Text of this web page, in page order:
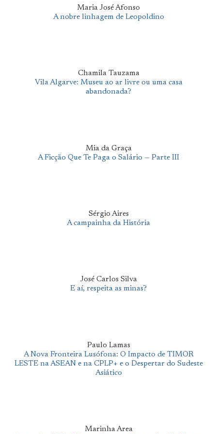
Maria José Afonso
A nobre linhagem de Leopoldino
Chamila Tauzama
Vila Algarve: Museu ao ar livre ou uma casa
abandonada?
Mia da Graça
A Ficção Que Te Paga o Salário — Parte III
Sérgio Aires
A campainha da História
José Carlos Silva
E aí, respeita as minas?
Paulo Lamas
A Nova Fronteira Lusófona: O Impacto de TIMOR
LESTE na ASEAN e na CPLP+ e o Despertar do Sudeste
Asiático
Marinha Area